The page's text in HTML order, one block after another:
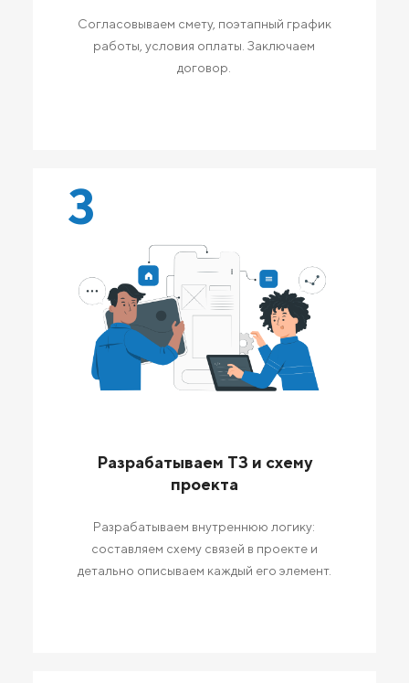
Согласовываем смету, поэтапный график
работы, условия оплаты. Заключаем
договор.
3
Разрабатываем ТЗ и схему
проекта
Разрабатываем внутреннюю логику:
составляем схему связей в проекте и
детально описываем каждый его элемент.